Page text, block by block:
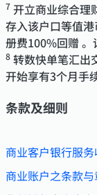
7 开立商业综合理
存入该户口等值
册费100%回赠 。
8 转数快单笔汇出
开始享有3个月手
条款及细则
商业客户银行服
商业账户之条款